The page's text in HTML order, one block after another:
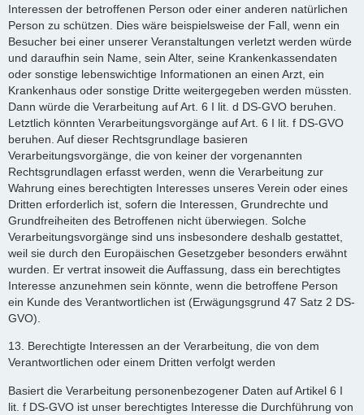
Interessen der betroffenen Person oder einer anderen natürlichen
Person zu schützen. Dies wäre beispielsweise der Fall, wenn ein
Besucher bei einer unserer Veranstaltungen verletzt werden würde
und daraufhin sein Name, sein Alter, seine Krankenkassendaten
oder sonstige lebenswichtige Informationen an einen Arzt, ein
Krankenhaus oder sonstige Dritte weitergegeben werden müssten.
Dann würde die Verarbeitung auf Art. 6 I lit. d DS-GVO beruhen.
Letztlich könnten Verarbeitungsvorgänge auf Art. 6 I lit. f DS-GVO
beruhen. Auf dieser Rechtsgrundlage basieren
Verarbeitungsvorgänge, die von keiner der vorgenannten
Rechtsgrundlagen erfasst werden, wenn die Verarbeitung zur
Wahrung eines berechtigten Interesses unseres Verein oder eines
Dritten erforderlich ist, sofern die Interessen, Grundrechte und
Grundfreiheiten des Betroffenen nicht überwiegen. Solche
Verarbeitungsvorgänge sind uns insbesondere deshalb gestattet,
weil sie durch den Europäischen Gesetzgeber besonders erwähnt
wurden. Er vertrat insoweit die Auffassung, dass ein berechtigtes
Interesse anzunehmen sein könnte, wenn die betroffene Person
ein Kunde des Verantwortlichen ist (Erwägungsgrund 47 Satz 2 DS-
GVO).
13. Berechtigte Interessen an der Verarbeitung, die von dem
Verantwortlichen oder einem Dritten verfolgt werden
Basiert die Verarbeitung personenbezogener Daten auf Artikel 6 I
lit. f DS-GVO ist unser berechtigtes Interesse die Durchführung von